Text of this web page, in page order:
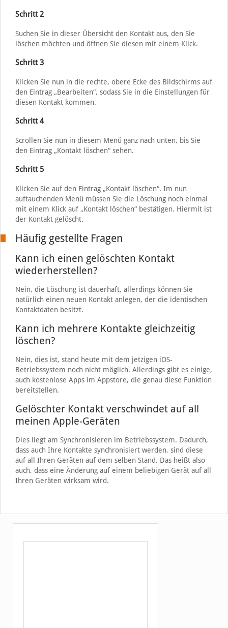
Schritt 2
Suchen Sie in dieser Übersicht den Kontakt aus, den Sie
löschen möchten und öffnen Sie diesen mit einem Klick.
Schritt 3
Klicken Sie nun in die rechte, obere Ecke des Bildschirms auf
den Eintrag „Bearbeiten“, sodass Sie in die Einstellungen für
diesen Kontakt kommen.
Schritt 4
Scrollen Sie nun in diesem Menü ganz nach unten, bis Sie
den Eintrag „Kontakt löschen“ sehen.
Schritt 5
Klicken Sie auf den Eintrag „Kontakt löschen“. Im nun
auftauchenden Menü müssen Sie die Löschung noch einmal
mit einem Klick auf „Kontakt löschen“ bestätigen. Hiermit ist
der Kontakt gelöscht.
Häufig gestellte Fragen
Kann ich einen gelöschten Kontakt
wiederherstellen?
Nein, die Löschung ist dauerhaft, allerdings können Sie
natürlich einen neuen Kontakt anlegen, der die identischen
Kontaktdaten besitzt.
Kann ich mehrere Kontakte gleichzeitig
löschen?
Nein, dies ist, stand heute mit dem jetzigen iOS-
Betriebssystem noch nicht möglich. Allerdings gibt es einige,
auch kostenlose Apps im Appstore, die genau diese Funktion
bereitstellen.
Gelöschter Kontakt verschwindet auf all
meinen Apple-Geräten
Dies liegt am Synchronisieren im Betriebssystem. Dadurch,
dass auch Ihre Kontakte synchronisiert werden, sind diese
auf all Ihren Geräten auf dem selben Stand. Das heißt also
auch, dass eine Änderung auf einem beliebigen Gerät auf all
Ihren Geräten wirksam wird.